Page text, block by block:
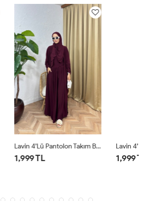
Lavin 4’lü Pantolon Takım Bordo Lavin 4’lü Pantolon Takım Siyah
1,999 TL